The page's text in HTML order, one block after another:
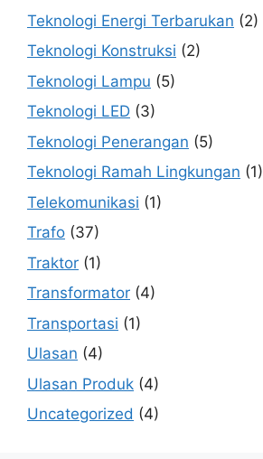
Teknologi Energi Terbarukan (2)
Teknologi Konstruksi (2)
Teknologi Lampu (5)
Teknologi LED (3)
Teknologi Penerangan (5)
Teknologi Ramah Lingkungan (1)
Telekomunikasi (1)
Trafo (37)
Traktor (1)
Transformator (4)
Transportasi (1)
Ulasan (4)
Ulasan Produk (4)
Uncategorized (4)